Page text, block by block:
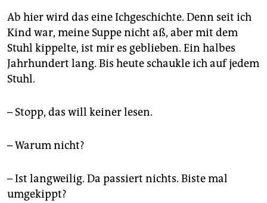
Ab hier wird das eine Ichgeschichte. Denn seit ich
Kind war, meine Suppe nicht aß, aber mit dem
Stuhl kippelte, ist mir es geblieben. Ein halbes
Jahrhundert lang. Bis heute schaukle ich auf jedem
Stuhl.
– Stopp, das will keiner lesen.
– Warum nicht?
– Ist langweilig. Da passiert nichts. Biste mal
umgekippt?